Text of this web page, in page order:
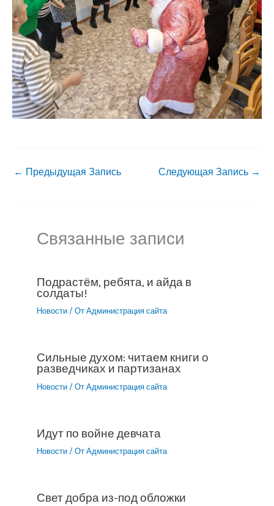
← Предыдущая Запись Следующая Запись →
Связанные записи
Подрастём, ребята, и айда в
солдаты!
Новости / От Администрация сайта
Сильные духом: читаем книги о
разведчиках и партизанах
Новости / От Администрация сайта
Идут по войне девчата
Новости / От Администрация сайта
Свет добра из-под обложки